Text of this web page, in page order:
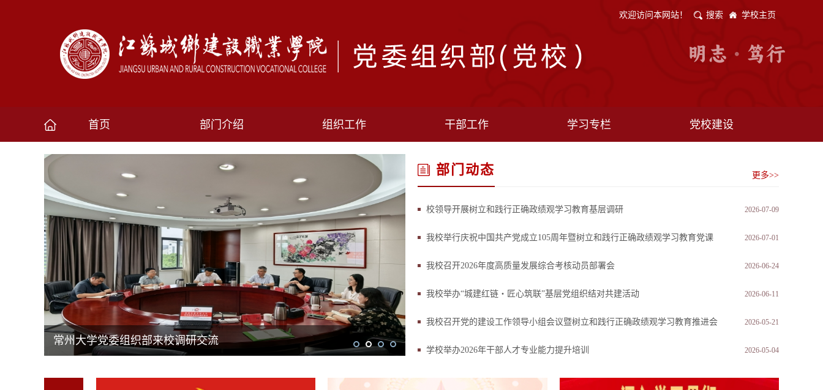
欢迎访问本网站！ 搜索 学校主页
首页 部门介绍 组织工作 干部工作 学习专栏 党校建设
常州大学党委组织部来校调研交流
部门动态 更多>>
2026-07-09
校领导开展树立和践行正确政绩观学习教育基层调研
2026-07-01
我校举行庆祝中国共产党成立105周年暨树立和践行正确政绩观学习教育党课
2026-06-24
我校召开2026年度高质量发展综合考核动员部署会
2026-06-11
我校举办“城建红链・匠心筑联”基层党组织结对共建活动
2026-05-21
我校召开党的建设工作领导小组会议暨树立和践行正确政绩观学习教育推进会
2026-05-04
学校举办2026年干部人才专业能力提升培训